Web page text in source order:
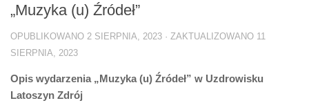
„Muzyka (u) Źródeł”
OPUBLIKOWANO 2 SIERPNIA, 2023 · ZAKTUALIZOWANO 11
SIERPNIA, 2023
Opis wydarzenia „Muzyka (u) Źródeł” w Uzdrowisku
Latoszyn Zdrój